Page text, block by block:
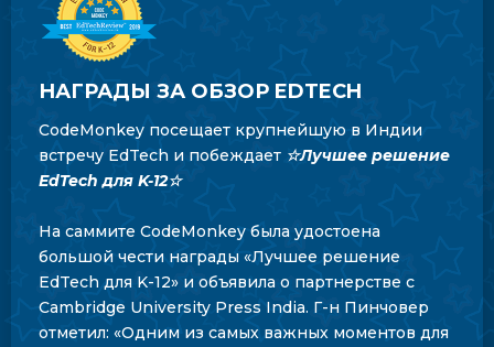
НАГРАДЫ ЗА ОБЗОР EDTECH
CodeMonkey посещает крупнейшую в Индии
встречу EdTech и побеждает ☆Лучшее решение
EdTech для K-12☆
На саммите CodeMonkey была удостоена
большой чести награды «Лучшее решение
EdTech для K-12» и объявила о партнерстве с
Cambridge University Press India. Г-н Пинчовер
отметил: «Одним из самых важных моментов для